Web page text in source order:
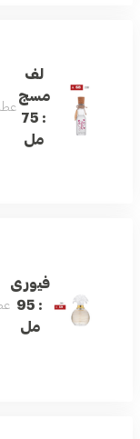
لف
مسج
: 75
مل
فيورى
: 95
مل